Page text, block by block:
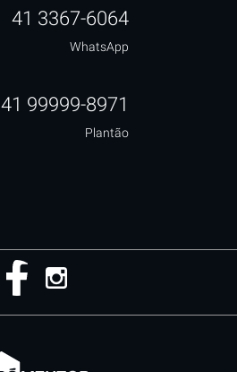
41 3367-6064
WhatsApp
41 99999-8971
Plantão